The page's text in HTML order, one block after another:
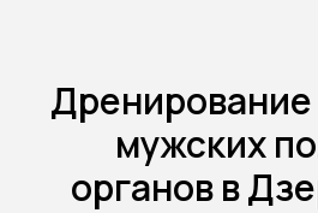
мужских
органов в